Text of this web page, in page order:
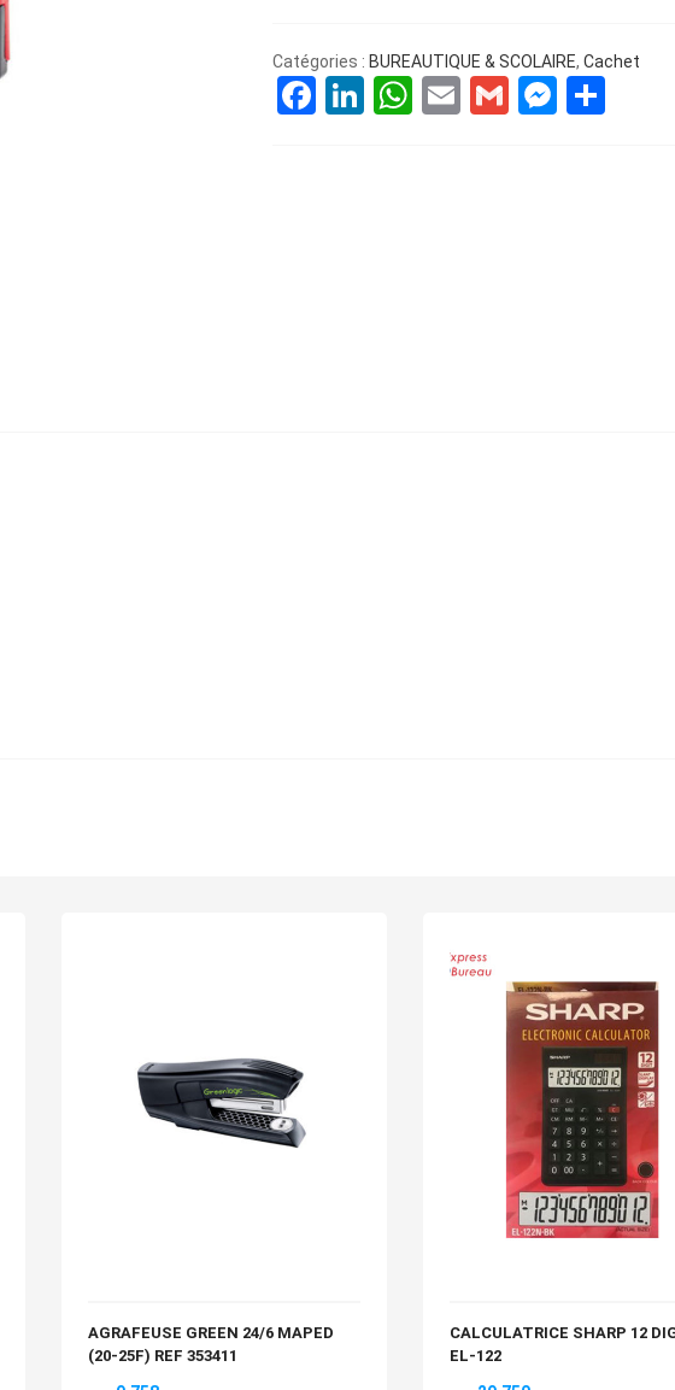
Catégories : BUREAUTIQUE & SCOLAIRE,Cachet
Facebook
LinkedIn
WhatsApp
EmailGmail
AGRAFEUSE GREEN 24/6 MAPED
(20-25F) REF 353411
CALCULATRICE SHARP 12
EL-122